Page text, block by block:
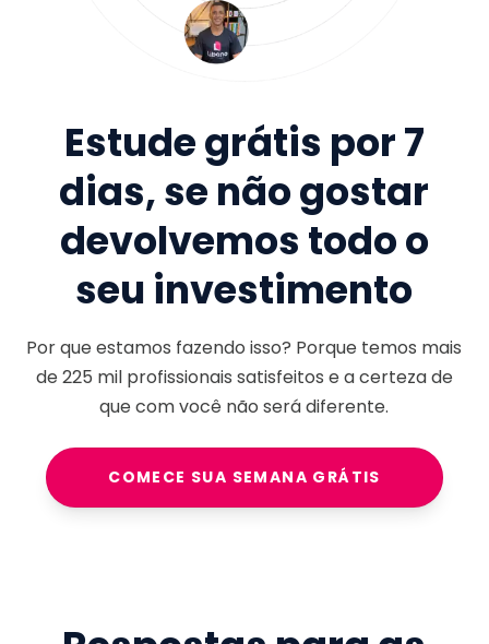
Estude grátis por 7
dias, se não gostar
devolvemos todo o
seu investimento
Por que estamos fazendo isso? Porque temos mais
de225 milprofissionais satisfeitos e a certeza de
que com você não será diferente.
COMECE SUA SEMANA GRÁTIS